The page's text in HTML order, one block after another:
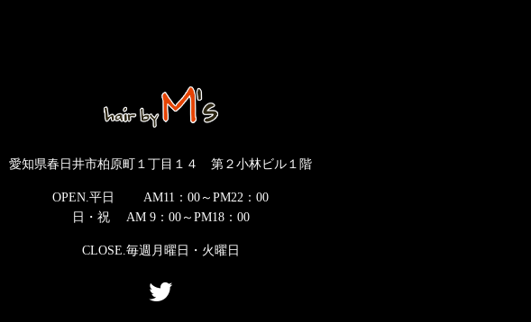
愛知県春日井市柏原町１丁目１４ 第２小林ビル１階
OPEN.平日 AM11：00～PM22：00
日・祝 AM 9：00～PM18：00
CLOSE.毎週月曜日・火曜日